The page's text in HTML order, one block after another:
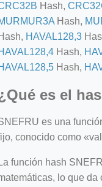
Hash,
Hash,
HAVAL128,3
Hash,
Hash,
es el
es una
conocido como
función hash
lo que